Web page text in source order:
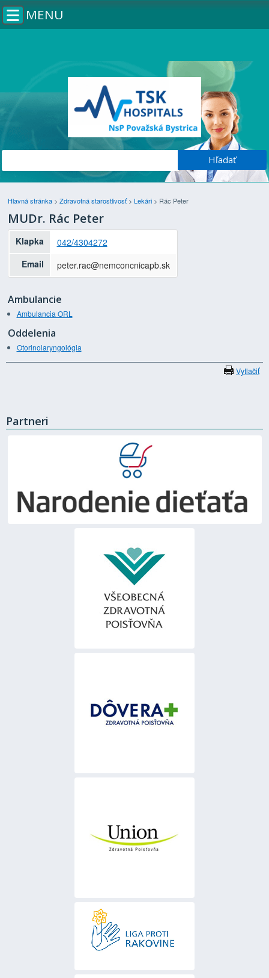
MENU
Hlavná stránka > Zdravotná starostlivosť> Lekári > Rác Peter
MUDr. Rác Peter
Klapka
042/4304272
Email
peter.rac@nemconcnicapb.sk
Ambulancie
Ambulancia ORL
Oddelenia
Otorinolaryngológia
Vytlačiť
Partneri